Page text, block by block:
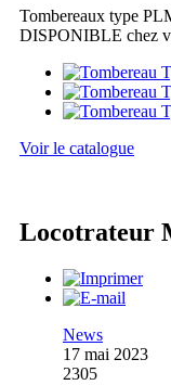
Tombereaux type
DISPONIBLE chez
Voir le catalogue
Locotrateur
News
17 mai 2023
2305